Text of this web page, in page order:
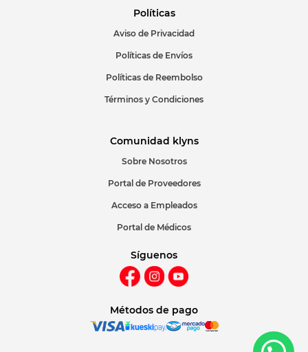
Políticas
Aviso de Privacidad
Políticas de Envíos
Políticas de Reembolso
Términos y Condiciones
Comunidad klyns
Sobre Nosotros
Portal de Proveedores
Acceso a Empleados
Portal de Médicos
Síguenos
Métodos de pago